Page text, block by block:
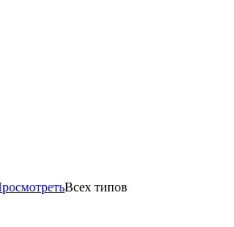
Всех типов